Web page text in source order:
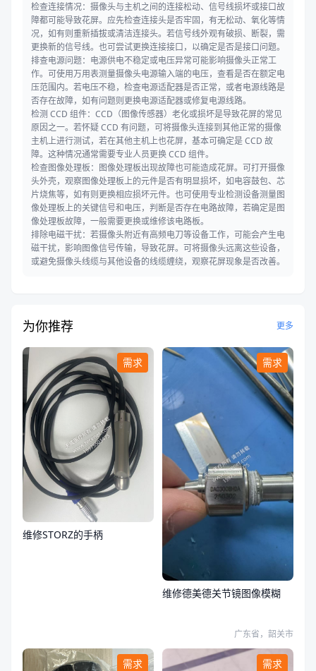
检查连接情况：摄像头与主机之间的连接松动、信号线损坏或接口故
障都可能导致花屏。应先检查连接头是否牢固，有无松动、氧化等情
况，如有则重新插拔或清洁连接头。若信号线外观有破损、断裂，需
更换新的信号线。也可尝试更换连接接口，以确定是否是接口问题。
排查电源问题：电源供电不稳定或电压异常可能影响摄像头正常工
作。可使用万用表测量摄像头电源输入端的电压，查看是否在额定电
压范围内。若电压不稳，检查电源适配器是否正常，或者电源线路是
否存在故障，如有问题则更换电源适配器或修复电源线路。
检测 CCD 组件：CCD（图像传感器）老化或损坏是导致花屏的常见
原因之一。若怀疑 CCD 有问题，可将摄像头连接到其他正常的摄像
主机上进行测试，若在其他主机上也花屏，基本可确定是 CCD 故
障。这种情况通常需要专业人员更换 CCD 组件。
检查图像处理板：图像处理板出现故障也可能造成花屏。可打开摄像
头外壳，观察图像处理板上的元件是否有明显损坏，如电容鼓包、芯
片烧焦等，如有则更换相应损坏元件。也可使用专业检测设备测量图
像处理板上的关键信号和电压，判断是否存在电路故障，若确定是图
像处理板故障，一般需要更换或维修该电路板。
排除电磁干扰：若摄像头附近有高频电刀等设备工作，可能会产生电
磁干扰，影响图像信号传输，导致花屏。可将摄像头远离这些设备，
或避免摄像头线缆与其他设备的线缆缠绕，观察花屏现象是否改善。
为你推荐 更多
需求
维修STORZ的手柄
需求
维修德美德关节镜图像模糊
广东省，韶关市
需求 需求